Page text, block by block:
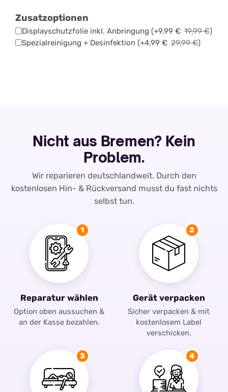
Akku
Tauschen
Zusatzoptionen
Displayschutzfolie inkl. Anbringung (+9,99 € 19,99€)
Spezialreinigung + Desinfektion (+4,99 € 29,99€)
Nicht aus Bremen? Kein
Problem.
Wir reparieren deutschlandweit. Durch den
kostenlosen Hin- & Rückversand musst du fast nichts
selbst tun.
1
Reparatur wählen
Option oben aussuchen &
an der Kasse bezahlen.
2
Gerät verpacken
Sicher verpacken & mit
kostenlosem Label
verschicken.
3 4